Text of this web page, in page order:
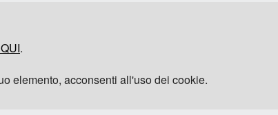
del sito
.
elemento, acconsenti all'uso dei cookie.